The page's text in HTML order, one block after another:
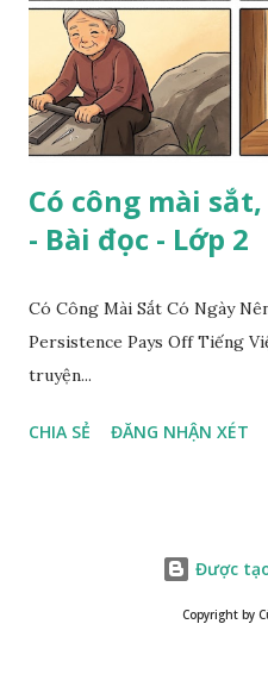
Có công mài
- Bài đọc - Lớp 2
Có Công Mài Sắt Có Ngày
Persistence Pays Off Tiếng
truyện...
CHIA SẺ ĐĂNG NHẬN XÉT
Được
Copyright by